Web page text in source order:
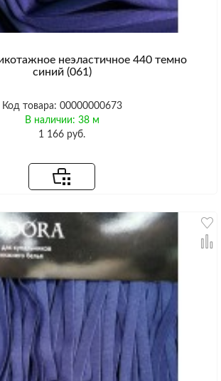
неэластичное 440 темно
синий (061)
Код товара: 00000000673
В наличии: 38 м
1 166 руб.